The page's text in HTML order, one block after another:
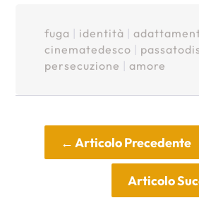
fuga identità
cinematedesco
persecuzione
amore
←Articolo Precedente
Articolo